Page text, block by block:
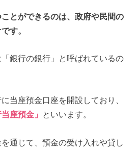
とができるのは、政府や民間の
す。
銀行の銀行」と呼ばれているの
当座預金口座を開設しており、
座預金」 といいます。
通じて、預金の受け入れや貸し